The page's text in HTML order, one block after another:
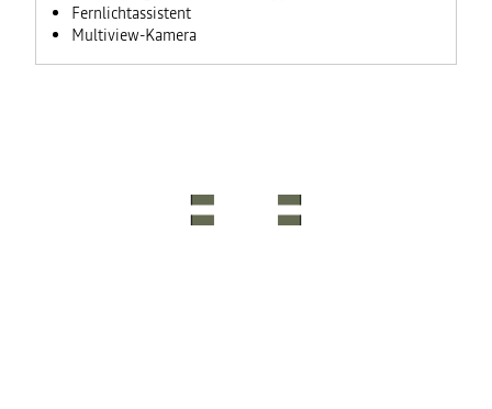
Fernlichtassistent
Multiview-Kamera